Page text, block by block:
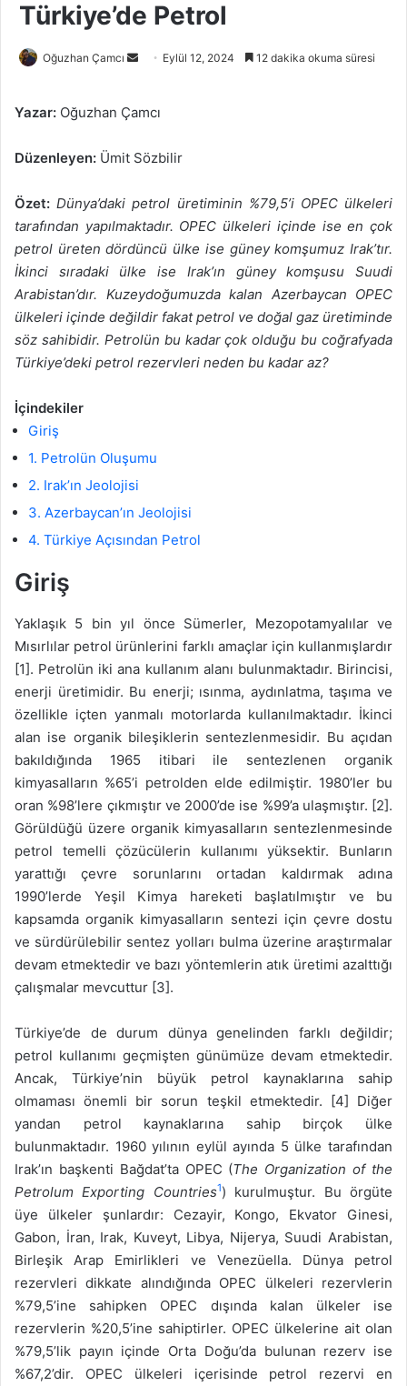
Türkiye’de Petrol
Oğuzhan Çamcı
Bir
göndermek
Eylül 12, 2024 12 dakika okuma süresi
Yazar: Oğuzhan Çamcı
Düzenleyen: Ümit Sözbilir
Özet: Dünya’daki petrol üretiminin %79,5’i OPEC ülkeleri
tarafından yapılmaktadır. OPEC ülkeleri içinde ise en çok
petrol üreten dördüncü ülke ise güney komşumuz Irak’tır.
İkinci sıradaki ülke ise Irak’ın güney komşusu Suudi
Arabistan’dır. Kuzeydoğumuzda kalan Azerbaycan OPEC
ülkeleri içinde değildir fakat petrol ve doğal gaz üretiminde
söz sahibidir. Petrolün bu kadar çok olduğu bu coğrafyada
Türkiye’deki petrol rezervleri neden bu kadar az?
İçindekiler
Giriş
1. Petrolün Oluşumu
2. Irak’ın Jeolojisi
3. Azerbaycan’ın Jeolojisi
4. Türkiye Açısından Petrol
Giriş
Yaklaşık 5 bin yıl önce Sümerler, Mezopotamyalılar ve
Mısırlılar petrol ürünlerini farklı amaçlar için kullanmışlardır
[1]. Petrolün iki ana kullanım alanı bulunmaktadır. Birincisi,
enerji üretimidir. Bu enerji; ısınma, aydınlatma, taşıma ve
özellikle içten yanmalı motorlarda kullanılmaktadır. İkinci
alan ise organik bileşiklerin sentezlenmesidir. Bu açıdan
bakıldığında 1965 itibari ile sentezlenen organik
kimyasalların %65’i petrolden elde edilmiştir. 1980’ler bu
oran %98’lere çıkmıştır ve 2000’de ise %99’a ulaşmıştır. [2].
Görüldüğü üzere organik kimyasalların sentezlenmesinde
petrol temelli çözücülerin kullanımı yüksektir. Bunların
yarattığı çevre sorunlarını ortadan kaldırmak adına
1990’lerde Yeşil Kimya hareketi başlatılmıştır ve bu
kapsamda organik kimyasalların sentezi için çevre dostu
ve sürdürülebilir sentez yolları bulma üzerine araştırmalar
devam etmektedir ve bazı yöntemlerin atık üretimi azalttığı
çalışmalar mevcuttur [3].
Türkiye’de de durum dünya genelinden farklı değildir;
petrol kullanımı geçmişten günümüze devam etmektedir.
Ancak, Türkiye’nin büyük petrol kaynaklarına sahip
olmaması önemli bir sorun teşkil etmektedir. [4] Diğer
yandan petrol kaynaklarına sahip birçok ülke
bulunmaktadır. 1960 yılının eylül ayında 5 ülke tarafından
Irak’ın başkenti Bağdat’ta OPEC (The Organization of the
Petrolum Exporting Countries1) kurulmuştur. Bu örgüte
üye ülkeler şunlardır: Cezayir, Kongo, Ekvator Ginesi,
Gabon, İran, Irak, Kuveyt, Libya, Nijerya, Suudi Arabistan,
Birleşik Arap Emirlikleri ve Venezüella. Dünya petrol
rezervleri dikkate alındığında OPEC ülkeleri rezervlerin
%79,5’ine sahipken OPEC dışında kalan ülkeler ise
rezervlerin %20,5’ine sahiptirler. OPEC ülkelerine ait olan
%79,5’lik payın içinde Orta Doğu’da bulunan rezerv ise
%67,2’dir. OPEC ülkeleri içerisinde petrol rezervi en